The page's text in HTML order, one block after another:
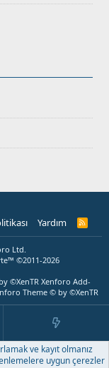
Yardım
R
Ltd.
©2011-2026
©XenTR Xenforo Add-
Theme © by ©XenTR
ve kayıt olmanız
uygun çerezler